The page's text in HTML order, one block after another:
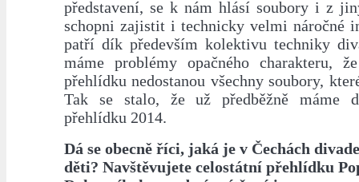
představení, se k nám hlásí soubory i z
schopni zajistit i technicky velmi náročné
patří dík především kolektivu techniky
máme problémy opačného charakteru,
přehlídku nedostanou všechny soubory,
Tak se stalo, že už předběžně máme
přehlídku 2014.
Dá se obecně říci, jaká je v Čechách
děti? Navštěvujete celostátní přehlídku